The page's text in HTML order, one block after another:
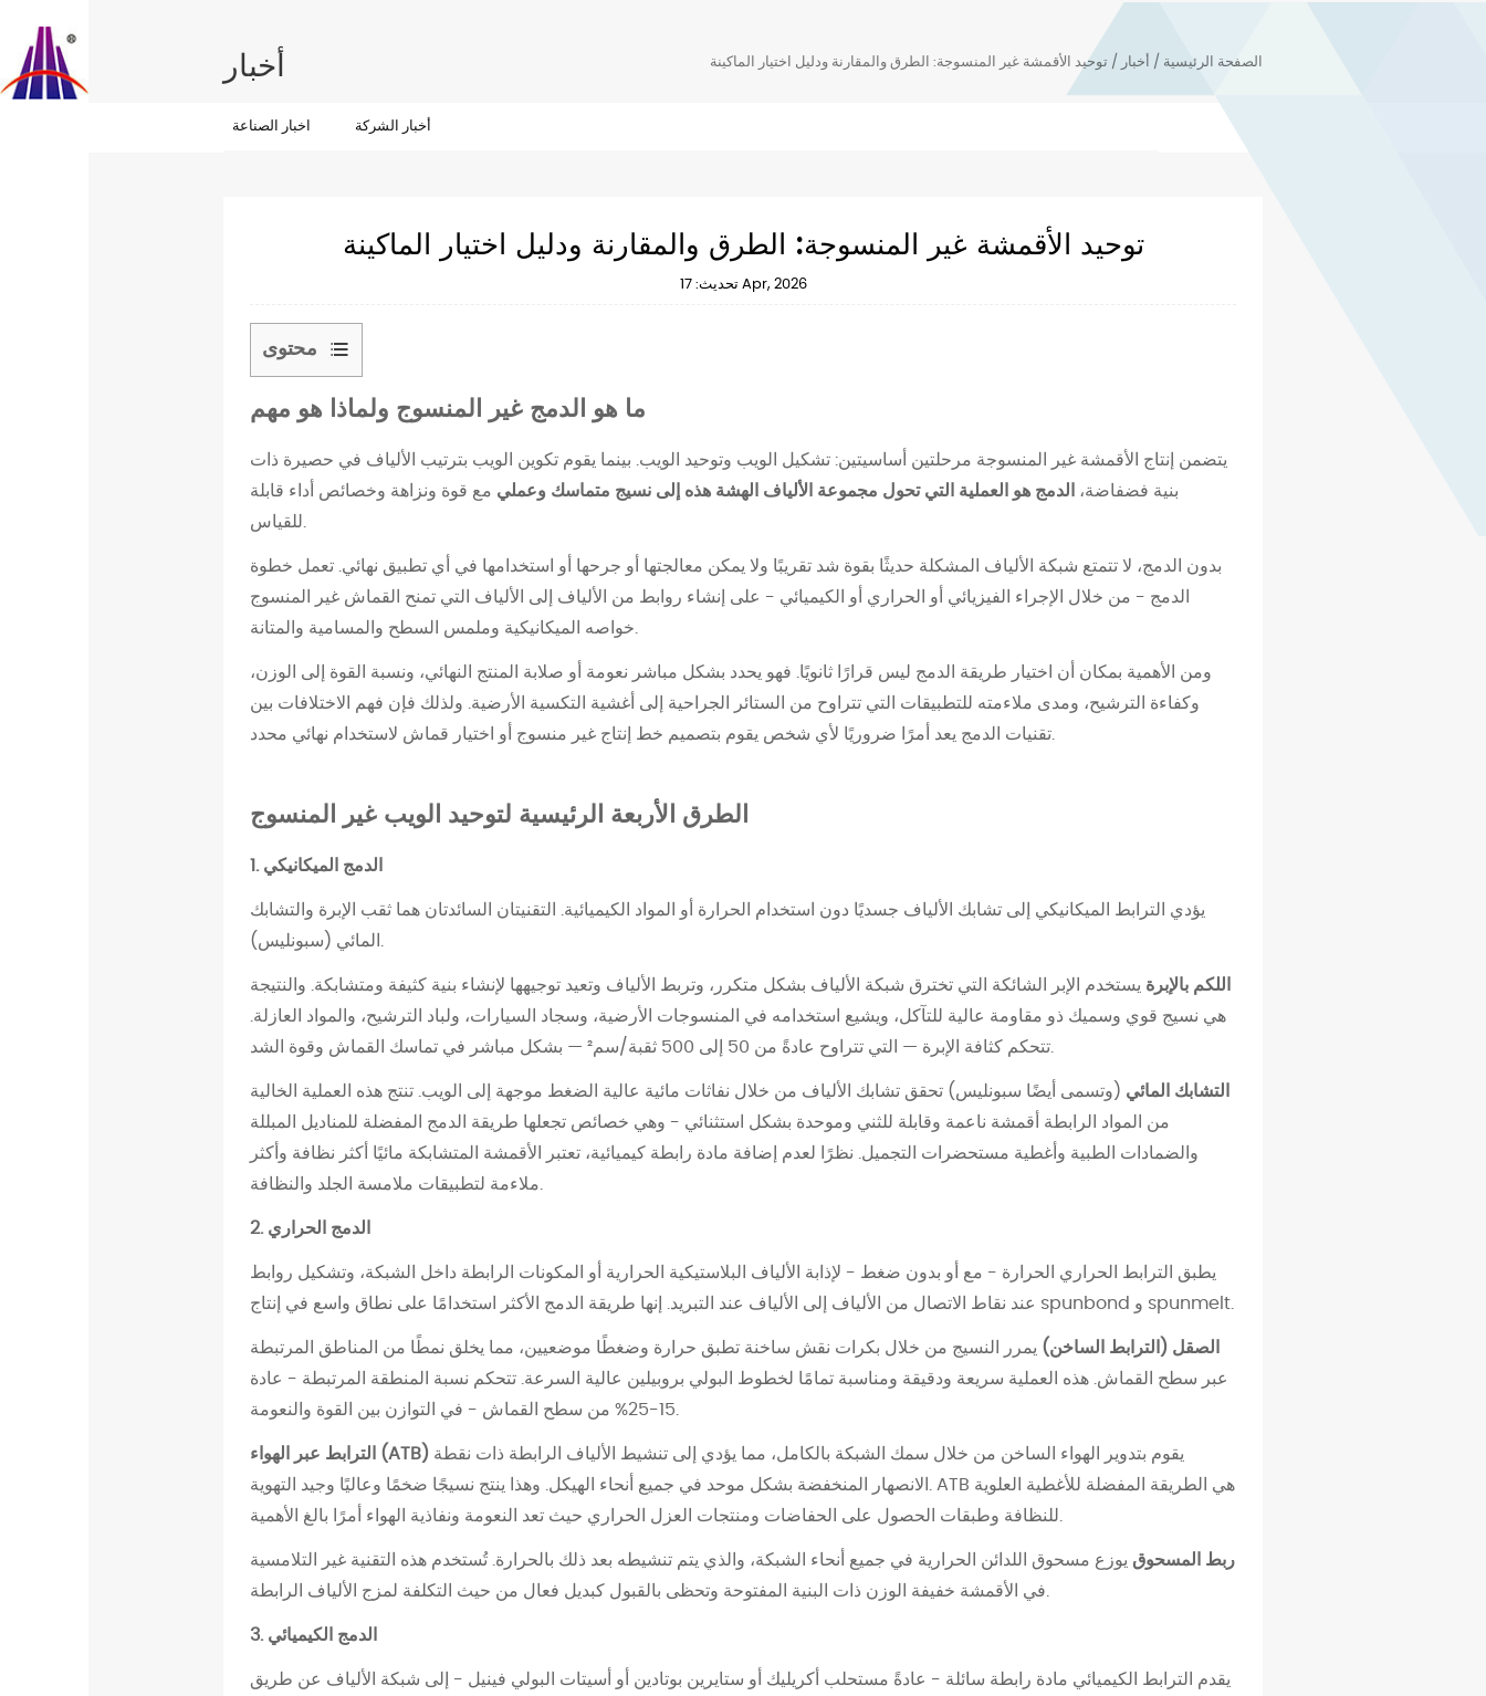
أخبار الصفحة الرئيسية / أخبار / توحيد الأقمشة غير المنسوجة: الطرق والمقارنة ودليل اختيار الماكينة
اخبار الصناعة أخبار الشركة
توحيد الأقمشة غير المنسوجة: الطرق والمقارنة ودليل اختيار الماكينة
تحديث: 17 Apr, 2026
محتوى
1
م
ه
و
ا
م
غ
ي
ر
م
و
ج
ل
ذ
ا
ه
و
م
2
ا
ر
ق
ا
ل
ر
ب
ع
ما هو الدمج غير المنسوج ولماذا هو مهم
يتضمن إنتاج الأقمشة غير المنسوجة مرحلتين أساسيتين: تشكيل الويب وتوحيد الويب. بينما يقوم تكوين الويب بترتيب الألياف في حصيرة ذات
بنية فضفاضة،
الدمج هو العملية التي تحول مجموعة الألياف الهشة هذه إلى نسيج متماسك وعملي مع قوة ونزاهة وخصائص أداء قابلة
بدون الدمج، لا تتمتع شبكة الألياف المشكلة حديثًا بقوة شد تقريبًا ولا يمكن معالجتها أو جرحها أو استخدامها في أي تطبيق نهائي. تعمل خطوة
الدمج - من خلال الإجراء الفيزيائي أو الحراري أو الكيميائي - على إنشاء روابط من الألياف إلى الألياف التي تمنح القماش غير المنسوج
ومن الأهمية بمكان أن اختيار طريقة الدمج ليس قرارًا ثانويًا. فهو يحدد بشكل مباشر نعومة أو صلابة المنتج النهائي، ونسبة القوة إلى الوزن،
وكفاءة الترشيح، ومدى ملاءمته للتطبيقات التي تتراوح من الستائر الجراحية إلى أغشية التكسية الأرضية. ولذلك فإن فهم الاختلافات بين
الطرق الأربعة الرئيسية لتوحيد الويب غير المنسوج
1. الدمج الميكانيكي
يؤدي الترابط الميكانيكي إلى تشابك الألياف جسديًا دون استخدام الحرارة أو المواد الكيميائية. التقنيتان السائدتان هما ثقب الإبرة والتشابك
اللكم بالإبرة يستخدم الإبر الشائكة التي تخترق شبكة الألياف بشكل متكرر، وتربط الألياف وتعيد توجيهها لإنشاء بنية كثيفة ومتشابكة. والنتيجة
هي نسيج قوي وسميك ذو مقاومة عالية للتآكل، ويشيع استخدامه في المنسوجات الأرضية، وسجاد السيارات، ولباد الترشيح، والمواد العازلة.
التشابك المائي (وتسمى أيضًا سبونليس) تحقق تشابك الألياف من خلال نفاثات مائية عالية الضغط موجهة إلى الويب. تنتج هذه العملية الخالية
من المواد الرابطة أقمشة ناعمة وقابلة للثني وموحدة بشكل استثنائي - وهي خصائص تجعلها طريقة الدمج المفضلة للمناديل المبللة
والضمادات الطبية وأغطية مستحضرات التجميل. نظرًا لعدم إضافة مادة رابطة كيميائية، تعتبر الأقمشة المتشابكة مائيًا أكثر نظافة وأكثر
2. الدمج الحراري
يطبق الترابط الحراري الحرارة - مع أو بدون ضغط - لإذابة الألياف البلاستيكية الحرارية أو المكونات الرابطة داخل الشبكة، وتشكيل روابط
عند نقاط الاتصال من الألياف إلى الألياف عند التبريد. إنها طريقة الدمج الأكثر استخدامًا على نطاق واسع في إنتاج spunbond و spunmelt.
الصقل (الترابط الساخن) يمرر النسيج من خلال بكرات نقش ساخنة تطبق حرارة وضغطًا موضعيين، مما يخلق نمطًا من المناطق المرتبطة
عبر سطح القماش. هذه العملية سريعة ودقيقة ومناسبة تمامًا لخطوط البولي بروبيلين عالية السرعة. تتحكم نسبة المنطقة المرتبطة - عادة
الترابط عبر الهواء (ATB) يقوم بتدوير الهواء الساخن من خلال سمك الشبكة بالكامل، مما يؤدي إلى تنشيط الألياف الرابطة ذات نقطة
الانصهار المنخفضة بشكل موحد في جميع أنحاء الهيكل. وهذا ينتج نسيجًا ضخمًا وعاليًا وجيد التهوية. ATB هي الطريقة المفضلة للأغطية العلوية
ربط المسحوق يوزع مسحوق اللدائن الحرارية في جميع أنحاء الشبكة، والذي يتم تنشيطه بعد ذلك بالحرارة. تُستخدم هذه التقنية غير التلامسية
3. الدمج الكيميائي
يقدم الترابط الكيميائي مادة رابطة سائلة - عادةً مستحلب أكريليك أو ستايرين بوتادين أو أسيتات البولي فينيل - إلى شبكة الألياف عن طريق